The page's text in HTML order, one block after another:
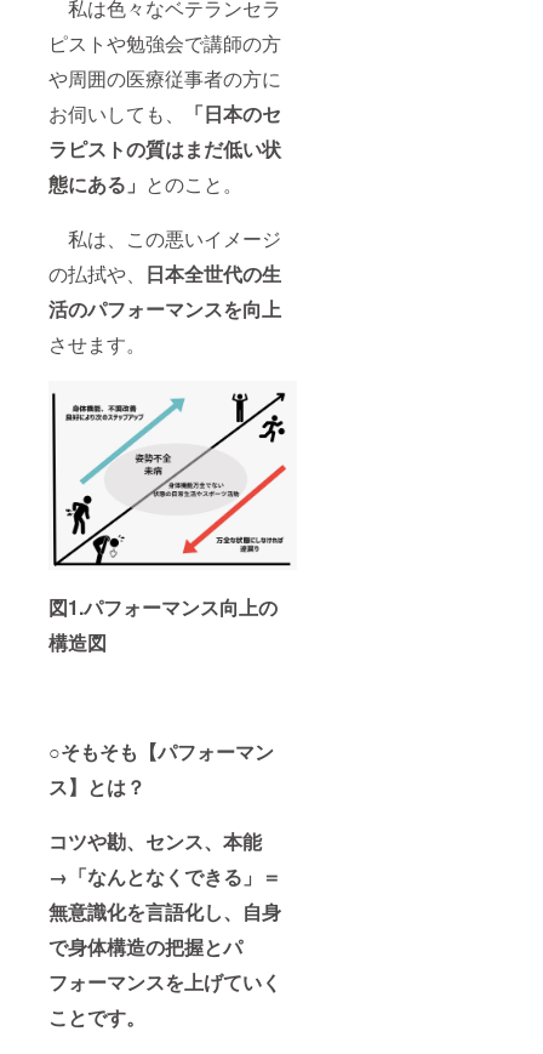
私は色々なベテランセラ
ピストや勉強会で講師の方
や周囲の医療従事者の方に
お伺いしても、
「日本のセ
ラピストの質はまだ低い状
態にある」 とのこと。
私は、この悪いイメージ
の払拭や、 日本全世代の生
活のパフォーマンスを向上
させます。
図1.パフォーマンス向上の
構造図
○そもそも【パフォーマン
ス】とは？
コツや勘、センス、本能
→「なんとなくできる」＝
無意識化を言語化し、自身
で身体構造の把握とパ
フォーマンスを上げていく
ことです。